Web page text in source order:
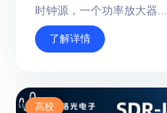
时钟源，一个功率放大器...
了解详情
高校